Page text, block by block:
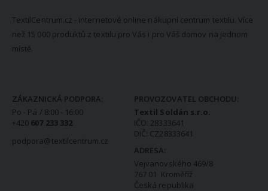
TextilCentrum.cz - internetové online nákupní centrum textilu. Více
než 15 000 produktů z textilu pro Vás i pro Váš domov na jednom
místě.
ZÁKAZNICKÁ PODPORA:
Po - Pá / 8:00 - 16:00
+420 607 233 332
podpora@textilcentrum.cz
PROVOZOVATEL OBCHODU:
Textil Soldán s.r.o.
IČO: 28333641
DIČ: CZ28333641
ADRESA:
Vejvanovského 469/8
767 01 Kroměříž
Česká republika